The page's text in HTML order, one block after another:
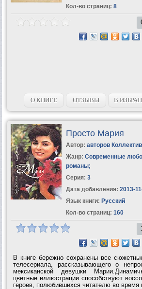
Кол-во страниц: 8
О КНИГЕ ОТЗЫВЫ В
Просто Мария
Автор: авторов Коллектив
Жанр: Современные
романы;
Серия: 3
Дата добавления: 2013-
Язык книги: Русский
Кол-во страниц: 160
В книге бережно сохранены все
телесериала, рассказывающего о
мексиканской девушки
цветные иллюстрации способствуют
героев, полюбившихся читателю во время